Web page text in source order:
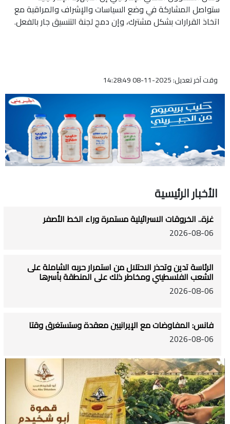
ستواصل المشاركة في وضع السياسات والإشراف والمراقبة مع
اتخاذ القرارات بشكل مشترك، وإن دمج لجنة التنسيق جار بالفعل.
وقت آخر تعديل: 2025-11-08 14:28:49
الأخبار الرئيسية
غزة.. الخروقات الاسرائيلية مستمرة وراء الخط الأصفر
2026-08-06
الرئاسة تدين وتحذر الاحتلال من استمرار حربه الشاملة على
الشعب الفلسطيني ومخاطر ذلك على المنطقة بأسرها
2026-08-06
فانس: المفاوضات مع الإيرانيين معقدة وستستغرق وقتا
2026-08-06